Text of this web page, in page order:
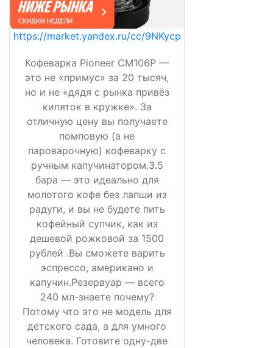
https://market.yandex.ru/cc/9NKycp
Кофеварка Pioneer CM106P —
это не «примус» за 20 тысяч,
но и не «дядя с рынка привёз
кипяток в кружке». За
отличную цену вы получаете
помповую (а не
пароварочную) кофеварку с
ручным капучинатором.3.5
бара — это идеально для
молотого кофе без лапши из
радуги, и вы не будете пить
кофейный супчик, как из
дешевой рожковой за 1500
рублей .Вы сможете варить
эспрессо, американо и
капучин.Резервуар — всего
240 мл-знаете почему?
Потому что это не модель для
детского сада, а для умного
человека. Готовите одну-две